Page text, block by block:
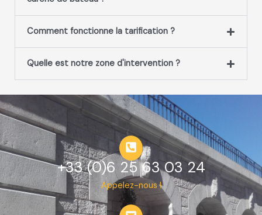
Comment fonctionne la tarification ?
Quelle est notre zone d'intervention ?
+33 (0)6 25 63 03 24
Appelez-nous !